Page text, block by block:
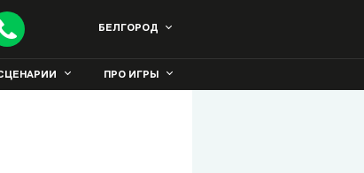
БЕЛГОРОД
ПРО ИГРЫ